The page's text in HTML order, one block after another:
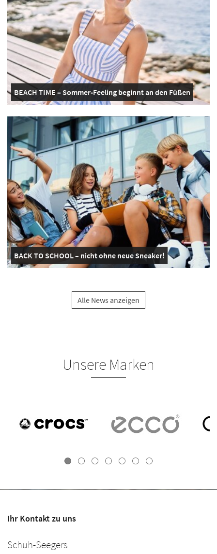
BEACH TIME – Sommer-Feeling beginnt an den Füßen
BACK TO SCHOOL – nicht ohne neue Sneaker!
Alle News anzeigen
Unsere Marken
Ihr Kontakt zu uns
Schuh-Seegers